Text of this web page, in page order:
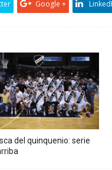
Google +
del quinquenio: serie